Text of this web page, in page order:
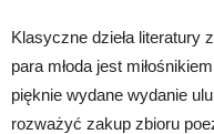
Klasyczne dzieła literatury
para młoda jest
pięknie wydane wydanie
rozważyć zakup zbioru